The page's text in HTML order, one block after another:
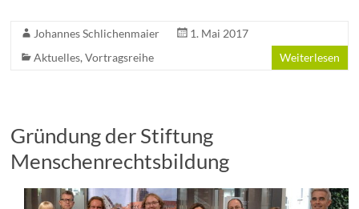
Johannes Schlichenmaier
1. Mai 2017
Aktuelles,Vortragsreihe Weiterlesen
Gründung der Stiftung
Menschenrechtsbildung